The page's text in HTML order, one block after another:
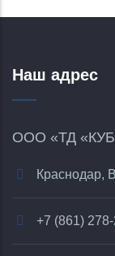
Наш адрес
ООО «ТД
Краснодар,
+7 (861)